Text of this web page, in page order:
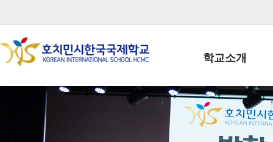
학교소개
학교장인사말
학생회장인사말
학교상징